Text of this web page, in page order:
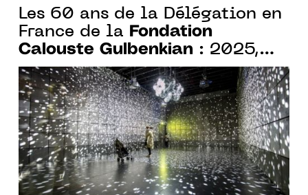
Les 60 ans de la Délégation en
France de la
Fondation
Calouste Gulbenkian : 2025,
nouvelle année forte du
Portugal